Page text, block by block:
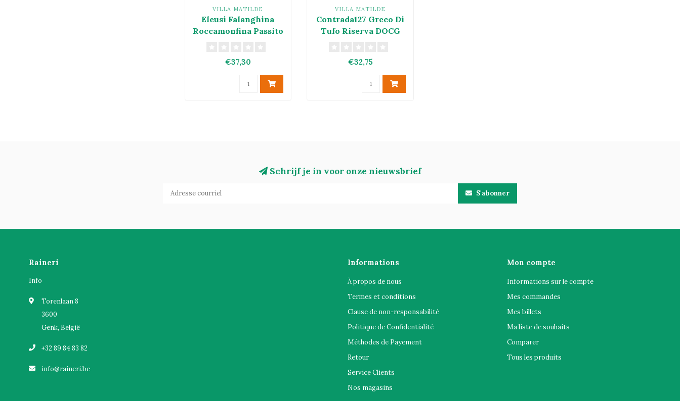
VILLA MATILDE
Eleusi Falanghina
Roccamonfina Passito
€37,30
VILLA MATILDE
Contrada127 Greco Di
Tufo Riserva DOCG
€32,75
Schrijf je in voor onze nieuwsbrief
S'abonner
Raineri
Info
Torenlaan 8
3600
Genk, België
+32 89 84 83 82
info@raineri.be
Informations
À propos de nous
Termes et conditions
Clause de non-responsabilité
Politique de Confidentialité
Méthodes de Payement
Retour
Service Clients
Nos magasins
Mon compte
Informations sur le compte
Mes commandes
Mes billets
Ma liste de souhaits
Comparer
Tous les produits